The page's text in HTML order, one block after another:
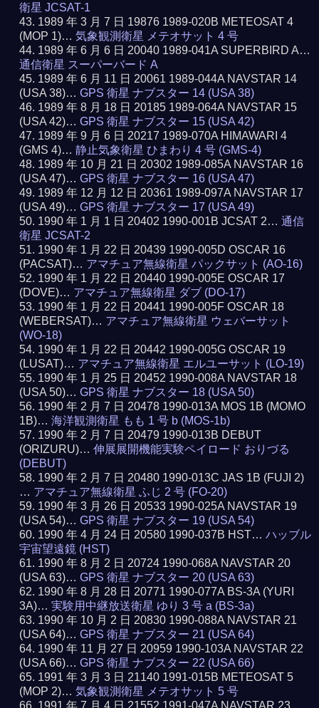
衛星 JCSAT-1
1989 年 3 月 7 日 19876 1989-020B METEOSAT 4
(MOP 1)…気象観測衛星 メテオサット 4 号
1989 年 6 月 6 日 20040 1989-041A SUPERBIRD A…
通信衛星 スーパーバード A
1989 年 6 月 11 日 20061 1989-044A NAVSTAR 14
(USA 38)…GPS 衛星 ナブスター 14 (USA 38)
1989 年 8 月 18 日 20185 1989-064A NAVSTAR 15
(USA 42)…GPS 衛星 ナブスター 15 (USA 42)
1989 年 9 月 6 日 20217 1989-070A HIMAWARI 4
(GMS 4)…静止気象衛星 ひまわり 4 号 (GMS-4)
1989 年 10 月 21 日 20302 1989-085A NAVSTAR 16
(USA 47)…GPS 衛星 ナブスター 16 (USA 47)
1989 年 12 月 12 日 20361 1989-097A NAVSTAR 17
(USA 49)…GPS 衛星 ナブスター 17 (USA 49)
1990 年 1 月 1 日 20402 1990-001B JCSAT 2…通信
衛星 JCSAT-2
1990 年 1 月 22 日 20439 1990-005D OSCAR 16
(PACSAT)… アマチュア無線衛星 パックサット (AO-16)
1990 年 1 月 22 日 20440 1990-005E OSCAR 17
(DOVE)… アマチュア無線衛星 ダブ (DO-17)
1990 年 1 月 22 日 20441 1990-005F OSCAR 18
(WEBERSAT)… アマチュア無線衛星 ウェバーサット
(WO-18)
1990 年 1 月 22 日 20442 1990-005G OSCAR 19
(LUSAT)… アマチュア無線衛星 エルユーサット (LO-19)
1990 年 1 月 25 日 20452 1990-008A NAVSTAR 18
(USA 50)…GPS 衛星 ナブスター 18 (USA 50)
1990 年 2 月 7 日 20478 1990-013A MOS 1B (MOMO
1B)…海洋観測衛星 もも 1 号 b (MOS-1b)
1990 年 2 月 7 日 20479 1990-013B DEBUT
(ORIZURU)…伸展展開機能実験ペイロード おりづる
(DEBUT)
1990 年 2 月 7 日 20480 1990-013C JAS 1B (FUJI 2)
… アマチュア無線衛星 ふじ 2 号 (FO-20)
1990 年 3 月 26 日 20533 1990-025A NAVSTAR 19
(USA 54)…GPS 衛星 ナブスター 19 (USA 54)
1990 年 4 月 24 日 20580 1990-037B HST…ハッブル
宇宙望遠鏡 (HST)
1990 年 8 月 2 日 20724 1990-068A NAVSTAR 20
(USA 63)…GPS 衛星 ナブスター 20 (USA 63)
1990 年 8 月 28 日 20771 1990-077A BS-3A (YURI
3A)…実験用中継放送衛星 ゆり 3 号 a (BS-3a)
1990 年 10 月 2 日 20830 1990-088A NAVSTAR 21
(USA 64)…GPS 衛星 ナブスター 21 (USA 64)
1990 年 11 月 27 日 20959 1990-103A NAVSTAR 22
(USA 66)…GPS 衛星 ナブスター 22 (USA 66)
1991 年 3 月 3 日 21140 1991-015B METEOSAT 5
(MOP 2)…気象観測衛星 メテオサット 5 号
1991 年 7 月 4 日 21552 1991-047A NAVSTAR 23